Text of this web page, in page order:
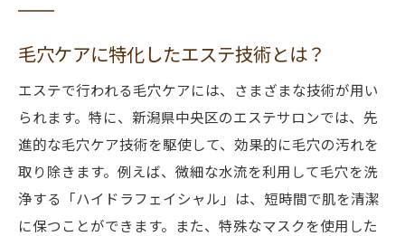
機器
毛穴詰まりを解消するディープクレンジン
グ
乾燥肌をうるおす特別保湿パック
エステの効果を高めるホームケアの提案
毛穴ケアに特化したエステ技術とは？
エステで行われる毛穴ケアには、さまざまな技術が用い
られます。特に、新潟県中央区のエステサロンでは、先
進的な毛穴ケア技術を駆使して、効果的に毛穴の汚れを
取り除きます。例えば、微細な水流を利用して毛穴を洗
浄する「ハイドラフェイシャル」は、短時間で肌を清潔
に保つことができます。また、特殊なマスクを使用した